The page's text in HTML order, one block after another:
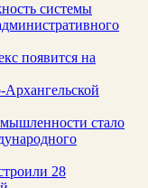
системы
появится на
стало
28